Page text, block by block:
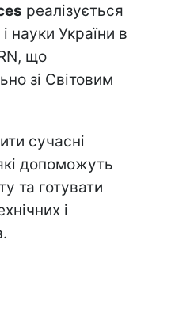
реалізується
науки України в
що
зі Світовим
сучасні
допоможуть
та готувати
і